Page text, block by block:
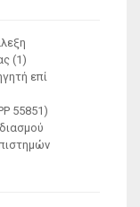
(1)
επί
55851)